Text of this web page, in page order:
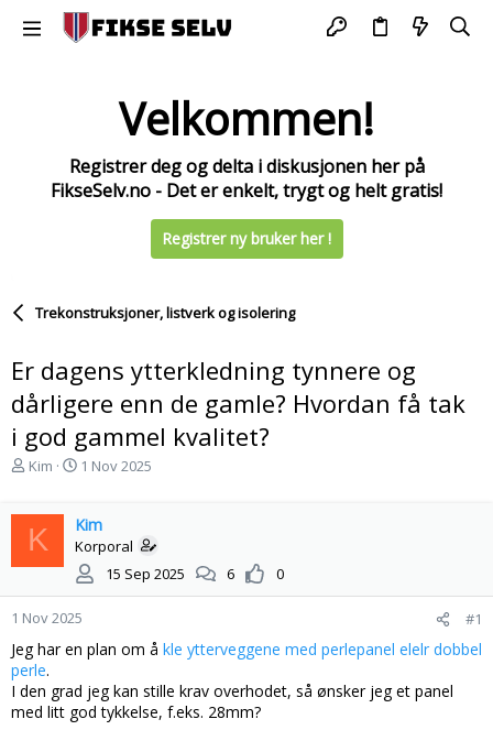
Velkommen!
Registrer deg og delta i diskusjonen her på
FikseSelv.no - Det er enkelt, trygt og helt gratis!
Registrer ny bruker her !
Trekonstruksjoner, listverk og isolering
Er dagens ytterkledning tynnere og
dårligere enn de gamle? Hvordan få tak
i god gammel kvalitet?
T
d
s
t
r
t
e
r
Kim
S
r
t
d
a
t
o
1 Nov 2025
K Kim
Korporal
15 Sep 2025
6 0
1 Nov 2025 #1
Jeg har en plan om å kle ytterveggene med perlepanel elelr dobbel
perle.
I den grad jeg kan stille krav overhodet, så ønsker jeg et panel
med litt god tykkelse, f.eks. 28mm?